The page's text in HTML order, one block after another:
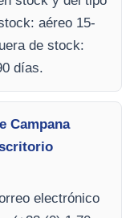
aéreo 15-
de stock:
días.
Campana
electrónico